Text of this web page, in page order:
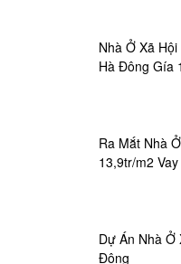
Nhà Ở Xã
Hà Đông Gía
Ra Mắt Nhà
13,9tr/m2
Dự Án Nhà Ở
Đông